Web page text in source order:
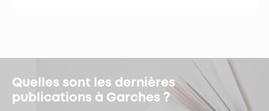
Quelles sont les dernières
publications à Garches ?